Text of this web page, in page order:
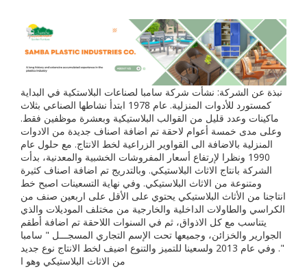
نبذة عن الشركة: نشأت شركة سامبا لصناعات البلاستكية في البداية
كمستورد للأدوات المنزلية. عام 1978 ابتدأ نشاطها الصناعي بثلاث
ماكينات وعدد قليل من القوالب البلاستيكية وبعشرة موظفين فقط.
وعلى مدى خمسة أعوام لاحقة تم اضافة اصناف جديدة من الادوات
المنزلية بالاضافة الى القواوير الزراعية لخط الانتاج. مع حلول عام
1990 ونظرا لإرتفاع أسعار المفروشات الخشبية والمعدنية، بدأت
الشركة بانتاج الاثاث البلاستيكي. وبالتدريج تم اضافة اصناف كثيرة
ومتنوعة من الاثاث البلاستيكي. وفي نهاية التسعينات اصبح خط
انتاجنا من الأثاث البلاستيكي يحتوي على الأقل على اربعين صنف من
الكراسي والطاولات الداخلية والخارجية من مختلف الموديلات والذي
يتناسب مع كل الاذواق، ثم في السنوات اللاحقة تم اضافة أطقم
الجوارير والخزائن، وجميعها تحت الإسم التجاري المسجـــل " سامبا
". وفي عام 2013 ولسعينا للتميز والتنوع اضيف لخط الانتاج نوع جديد
من الاثاث البلاستيكي وهو ا